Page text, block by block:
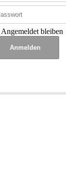
Angemeldet bleiben